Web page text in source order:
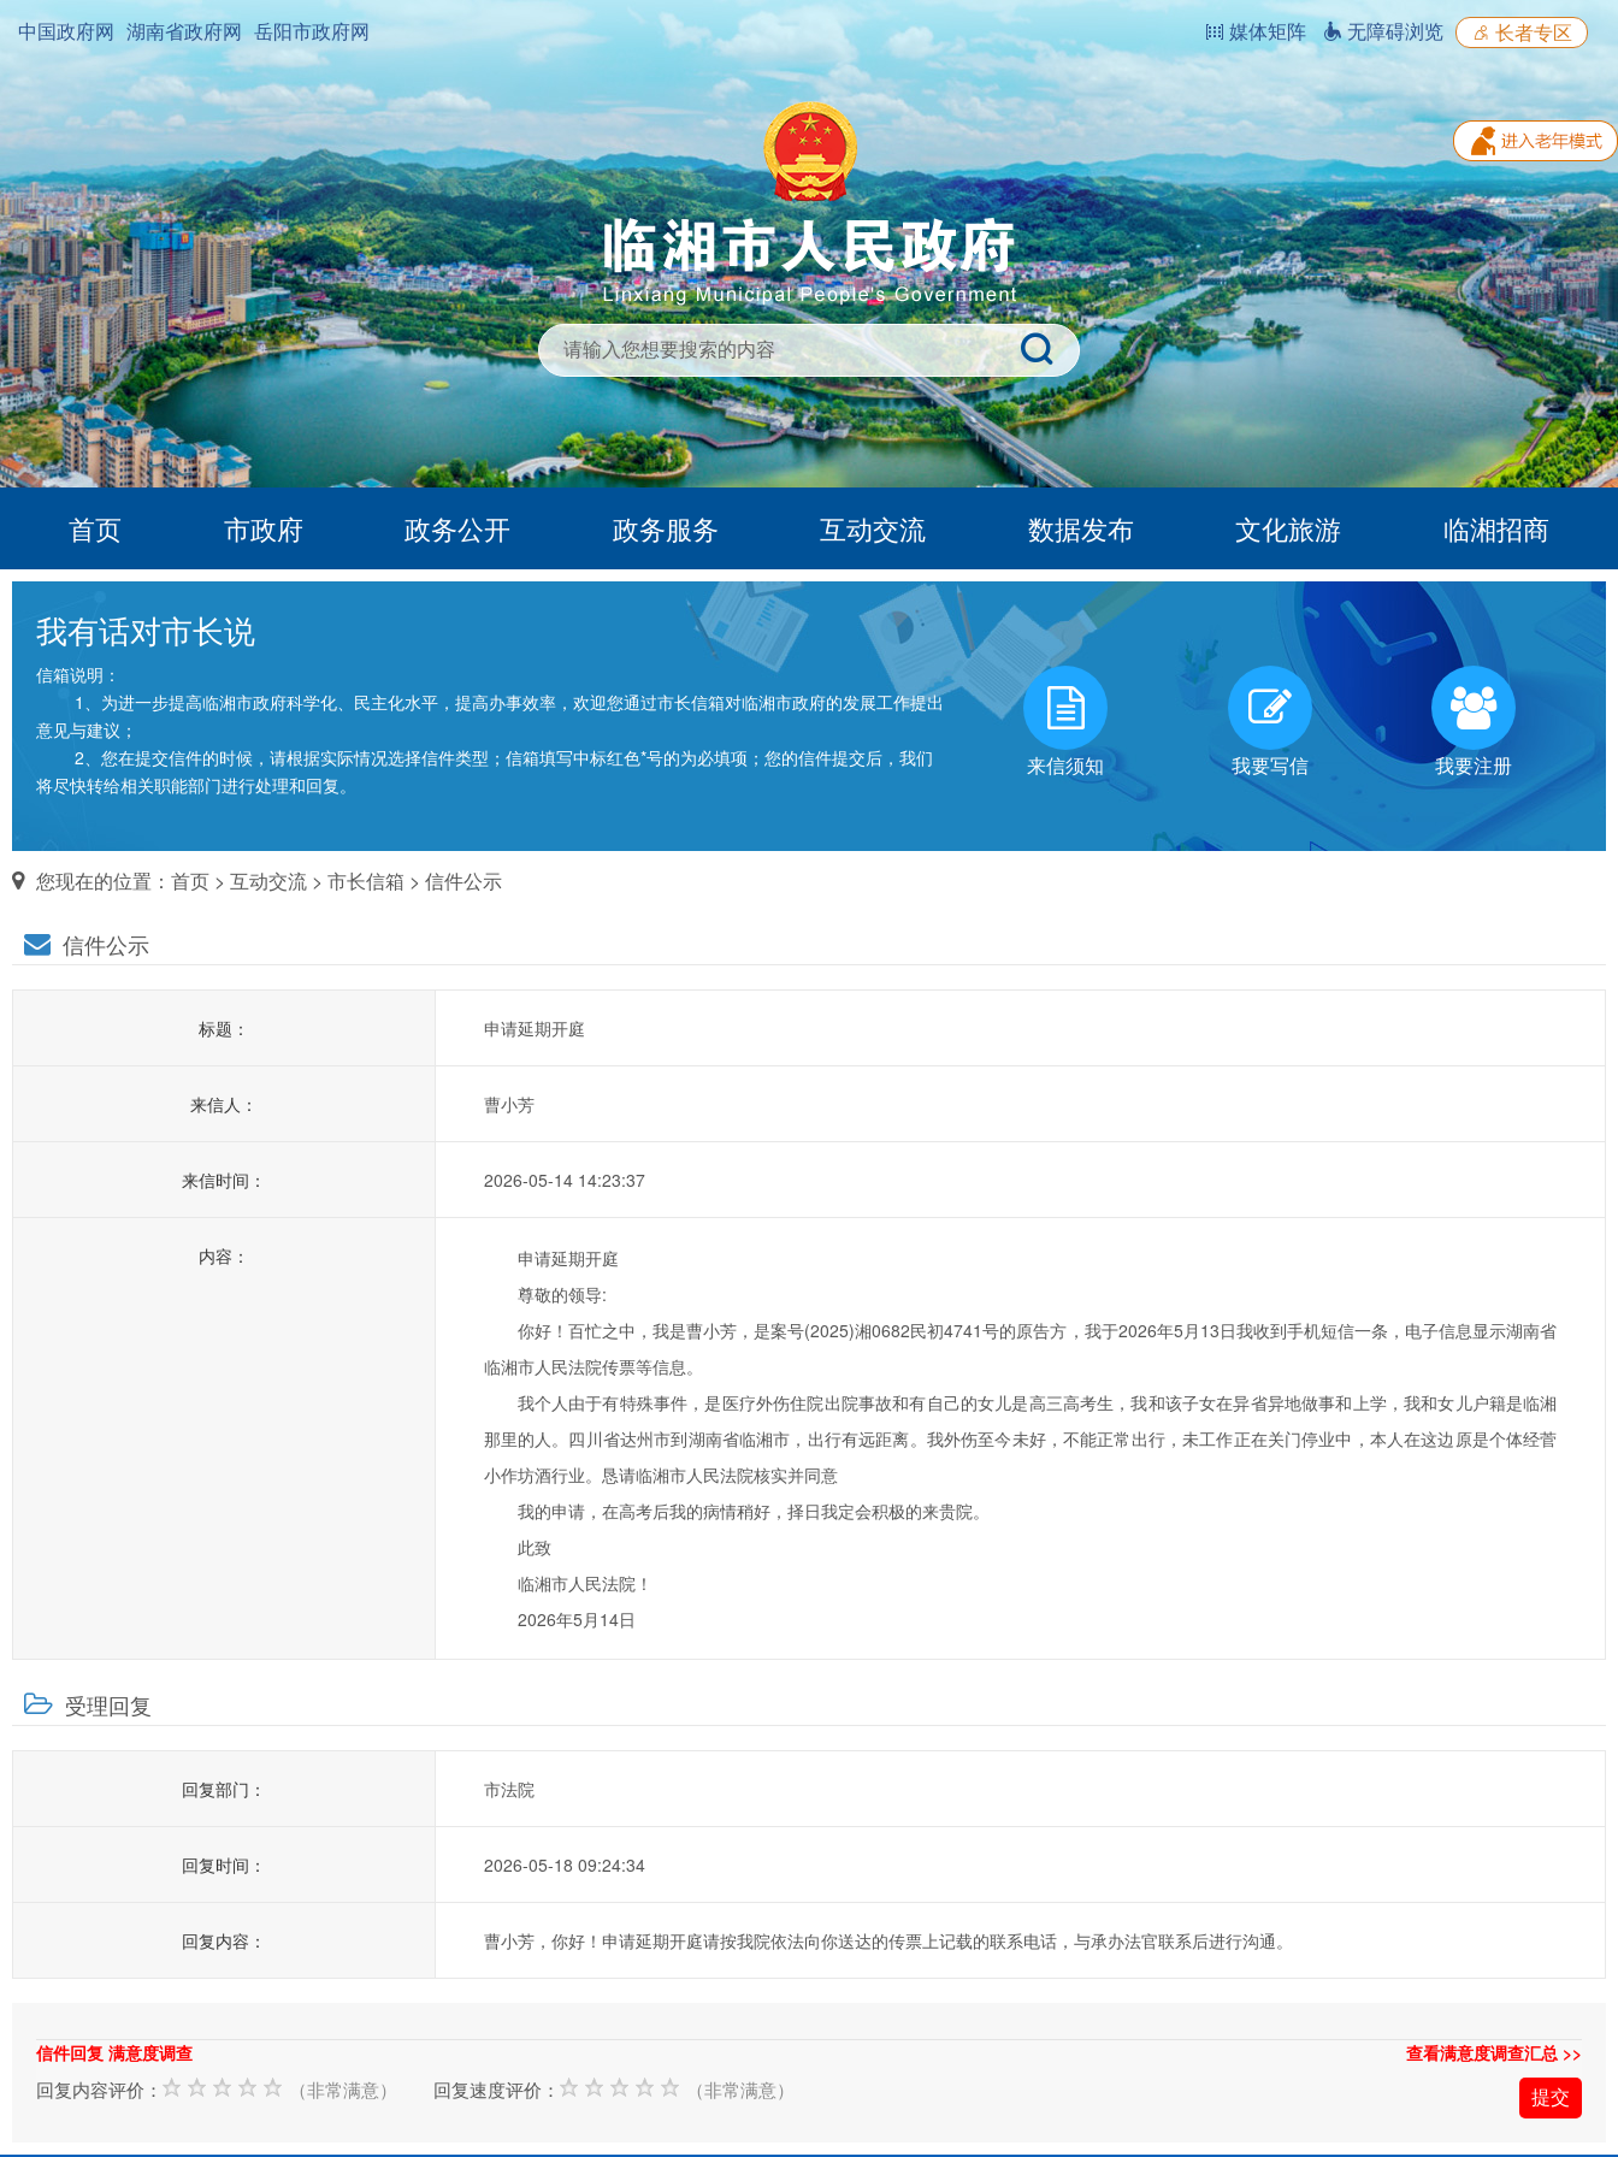
中国政府网 湖南省政府网 岳阳市政府网 媒体矩阵 无障碍浏览 长者专区
首页 市政府 政务公开 政务服务 互动交流 数据发布 文化旅游 临湘招商
我有话对市长说
信箱说明：
1、为进一步提高临湘市政府科学化、民主化水平，提高办事效率，欢迎您通过市长信箱对临湘市政府的发展工作提出
意见与建议；
2、您在提交信件的时候，请根据实际情况选择信件类型；信箱填写中标红色*号的为必填项；您的信件提交后，我们
将尽快转给相关职能部门进行处理和回复。
来信须知 我要写信 我要注册
您现在的位置： 首页 > 互动交流 > 市长信箱 > 信件公示
信件公示
标题： 申请延期开庭
来信人： 曹小芳
来信时间： 2026-05-14 14:23:37
内容：
申请延期开庭
尊敬的领导:
你好！百忙之中，我是曹小芳，是案号(2025)湘0682民初4741号的原告方，我于2026年5月13日我收到手机短信一条，电子信息显示湖南省
临湘市人民法院传票等信息。
我个人由于有特殊事件，是医疗外伤住院出院事故和有自己的女儿是高三高考生，我和该子女在异省异地做事和上学，我和女儿户籍是临湘
那里的人。四川省达州市到湖南省临湘市，出行有远距离。我外伤至今未好，不能正常出行，未工作正在关门停业中，本人在这边原是个体经菅
小作坊酒行业。恳请临湘市人民法院核实并同意
我的申请，在高考后我的病情稍好，择日我定会积极的来贵院。
此致
临湘市人民法院！
2026年5月14日
受理回复
回复部门： 市法院
回复时间： 2026-05-18 09:24:34
回复内容： 曹小芳，你好！申请延期开庭请按我院依法向你送达的传票上记载的联系电话，与承办法官联系后进行沟通。
信件回复 满意度调查 查看满意度调查汇总 >>
回复内容评价： （非常满意） 回复速度评价： （非常满意）